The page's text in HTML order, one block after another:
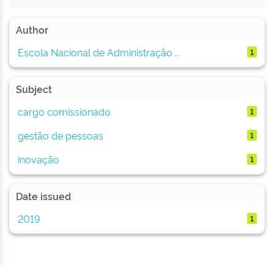
Author
Escola Nacional de Administração ...
1
Subject
cargo comissionado
1
gestão de pessoas 1
inovação 1
Date issued
2019
1